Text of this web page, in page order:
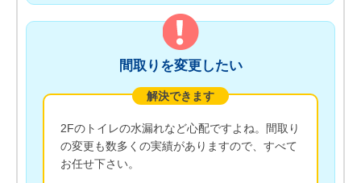
間取りを変更したい
解決できます
2Fのトイレの水漏れなど心配ですよね。間取り
の変更も数多くの実績がありますので、すべて
お任せ下さい。